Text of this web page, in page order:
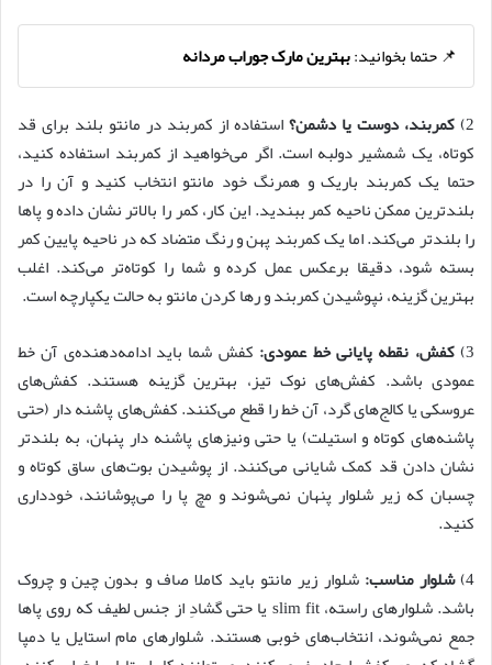
📌 حتما بخوانید:بهترین مارک جوراب مردانه
2) کمربند، دوست یا دشمن؟استفاده از کمربند در مانتو بلند برای قد
کوتاه، یک شمشیر دولبه است. اگر می‌خواهید از کمربند استفاده کنید،
حتما یک کمربند باریک و همرنگ خود مانتو انتخاب کنید و آن را در
بلندترین ممکن ناحیه کمر ببندید. این کار، کمر را بالاتر نشان داده و پاها
را بلندتر می‌کند. اما یک کمربند پهن و رنگ متضاد که در ناحیه پایین کمر
بسته شود، دقیقا برعکس عمل کرده و شما را کوتاه‌تر می‌کند. اغلب
بهترین گزینه، نپوشیدن کمربند و رها کردن مانتو به حالت یکپارچه است.
3) کفش، نقطه پایانی خط عمودی: کفش شما باید ادامه‌دهنده‌ی آن خط
عمودی باشد. کفش‌های نوک تیز، بهترین گزینه هستند. کفش‌های
عروسکی یا کالج‌های گرد، آن خط را قطع می‌کنند. کفش‌های پاشنه دار (حتی
پاشنه‌های کوتاه و استیلت) یا حتی ونیزهای پاشنه دار پنهان، به بلندتر
نشان دادن قد کمک شایانی می‌کنند. از پوشیدن بوت‌های ساق کوتاه و
چسبان که زیر شلوار پنهان نمی‌شوند و مچ پا را می‌پوشانند، خودداری
کنید.
4) شلوار مناسب: شلوار زیر مانتو باید کاملا صاف و بدون چین و چروک
باشد. شلوارهای راسته، slim fit یا حتی گشادِ از جنس لطیف که روی پاها
جمع نمی‌شوند، انتخاب‌های خوبی هستند. شلوارهای مام استایل یا دمپا